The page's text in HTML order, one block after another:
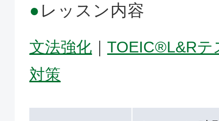
● レッスン内容
文法強化 ｜TOEIC®L&Rテ
対策